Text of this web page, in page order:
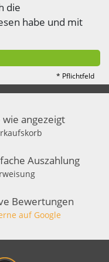
die
habe und mit
* Pflichtfeld
angezeigt
Auszahlung
Bewertungen
auf Google